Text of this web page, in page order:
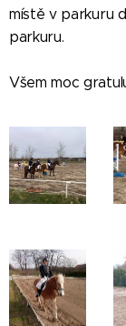
místě v parkuru
parkuru.
Všem moc